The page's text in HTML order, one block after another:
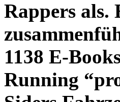
Rappers als.
1138 E-
Running